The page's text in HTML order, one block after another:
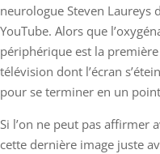
neurologue Steven Laureys
YouTube. Alors que
périphérique est la
télévision dont l’écran
pour se terminer en un
Si l’on ne peut pas affirmer
cette dernière image juste